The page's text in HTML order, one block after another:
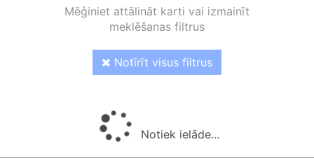
Mēģiniet attālināt karti vai izmainīt
meklēšanas filtrus
Notīrīt visus filtrus
Notiek ielāde...